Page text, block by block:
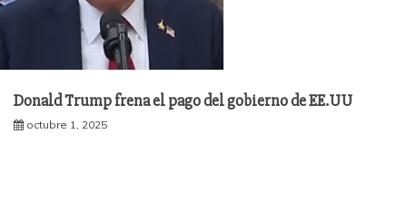
Donald Trump frena el pago del gobierno de EE.UU
octubre 1, 2025